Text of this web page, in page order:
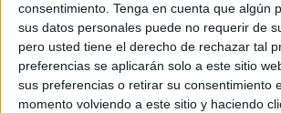
consentimiento. Tenga en cuenta que algún
sus datos personales puede no requerir de
pero usted tiene el derecho de rechazar tal
preferencias se aplicarán solo a este sitio
sus preferencias o retirar su consentimiento
momento volviendo a este sitio y haciendo
(más personas que antes de verano), si bien la mayoría
empleos que tenían que perderse ya se han perdido. Es
60% piensa que es momento de mantener los gastos, aún
tiene que reducir, conformando así un panorama de cautela.
El cambio más significativo es el que se ha producido en